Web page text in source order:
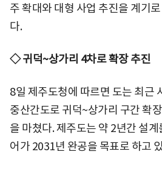
주 확대와 대형 사업 추진을 계기
다.
◇ 귀덕~상가리 4차로 확장 추진
8일 제주도청에 따르면 도는 최근
중산간도로 귀덕~상가리 구간 확
을 마쳤다. 제주도는 약 2년간 설
어가 2031년 완공을 목표로 하고